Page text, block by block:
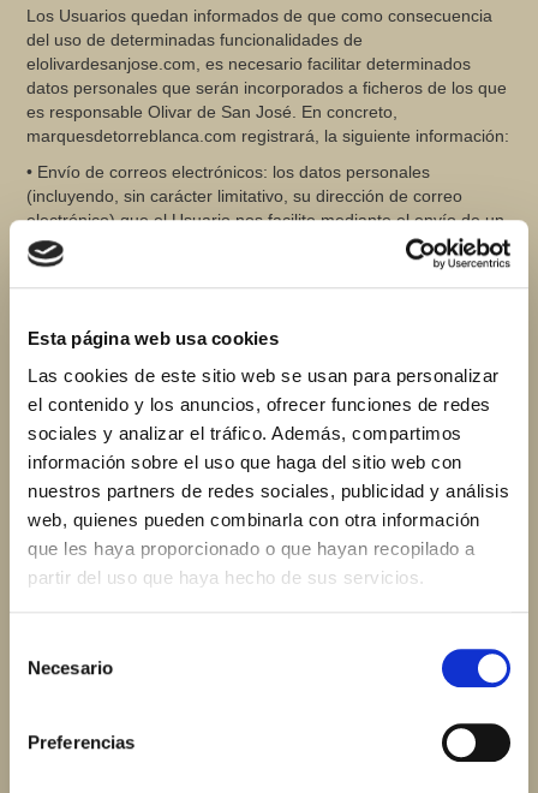
Esta página web usa cookies
Las cookies de este sitio web se usan para personalizar
el contenido y los anuncios, ofrecer funciones de redes
sociales y analizar el tráfico. Además, compartimos
información sobre el uso que haga del sitio web con
nuestros partners de redes sociales, publicidad y análisis
web, quienes pueden combinarla con otra información
que les haya proporcionado o que hayan recopilado a
partir del uso que haya hecho de sus servicios.
Necesario
Preferencias
Los Usuarios quedan informados de que como consecuencia
del uso de determinadas funcionalidades de
elolivardesanjose.com, es necesario facilitar determinados
datos personales que serán incorporados a ficheros de los que
es responsable Olivar de San José. En concreto,
marquesdetorreblanca.com registrará, la siguiente información:
• Envío de correos electrónicos: los datos personales
(incluyendo, sin carácter limitativo, su dirección de correo
electrónico) que el Usuario nos facilite mediante el envío de un
correo electrónico a direcciones @aceitedomus.com.
campos son necesarios para atender correctamente tu petición
(p. ej. para la gestión de cambios y devoluciones), siendo
voluntaria o accesoria la inclusión de datos personales en los
campos restantes. La negativa del Usuario a facilitar la
información requerida en los campos obligatorios podría
impedir a Olivar de San José atender tu petición.
4. Con qué finalidad
tratamos sus datos
a. Para tramitar y dar respuesta a las solicitudes formuladas